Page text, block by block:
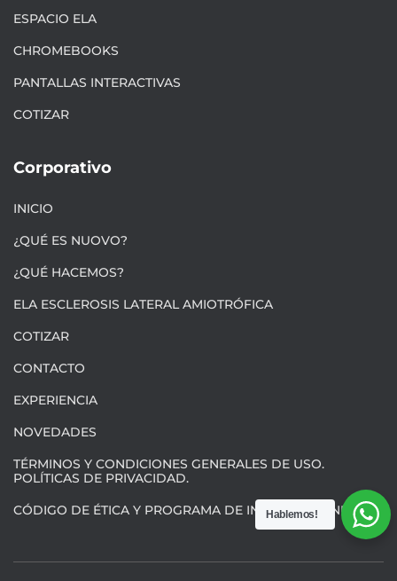
ESPACIO ELA
CHROMEBOOKS
PANTALLAS INTERACTIVAS
COTIZAR
Corporativo
INICIO
¿QUÉ ES NUOVO?
¿QUÉ HACEMOS?
ELA ESCLEROSIS LATERAL AMIOTRÓFICA
COTIZAR
CONTACTO
EXPERIENCIA
NOVEDADES
TÉRMINOS Y CONDICIONES GENERALES DE USO.
POLÍTICAS DE PRIVACIDAD.
CÓDIGO DE ÉTICA Y PROGRAMA DE INTEGRIDAD NUOVO
Hablemos!